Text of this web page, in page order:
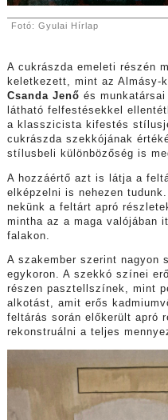
Fotó: Gyulai Hírlap
A cukrászda emeleti részén
keletkezett, mint az
Csanda Jenő és
látható felfestésekkel
a klasszicista kifestés
cukrászda szekkójának
stílusbeli különbözőség is
A hozzáértő azt is látja a
elképzelni is nehezen tudunk.
nekünk a feltárt apró
mintha az a maga valójában
falakon.
A szakember szerint nagyon
egykoron. A szekkó színei
részen pasztellszínek, mint
alkotást, amit erős
feltárás során előkerült apró
rekonstruálni a teljes